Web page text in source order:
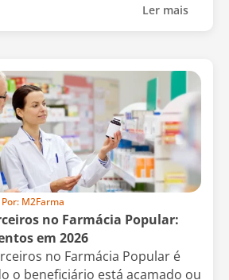
Ler mais
M2Farma
no Farmácia Popular:
em 2026
no Farmácia Popular é
o beneficiário está acamado ou